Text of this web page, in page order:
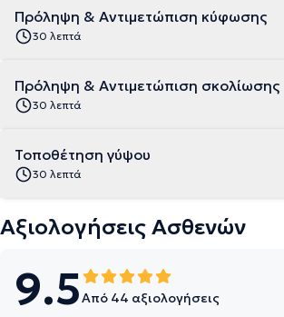
Πρόληψη & Αντιμετώπιση κύφωσης
30 λεπτά
Πρόληψη & Αντιμετώπιση σκολίωσης
30 λεπτά
Τοποθέτηση γύψου
30 λεπτά
Αξιολογήσεις Ασθενών
9.5Από 44 αξιολογήσεις